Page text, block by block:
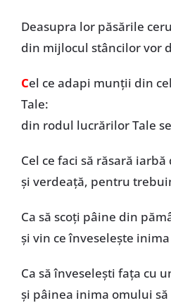
Deasupra lor păsările
din mijlocul stâncilor vor
Cel ce adapi munții din
Tale:
din rodul lucrărilor Tale
Cel ce faci să răsară
și verdeață, pentru
Ca să scoți pâine din
și vin ce înveselește
Ca să înveselești fața cu
și pâinea inima omului să